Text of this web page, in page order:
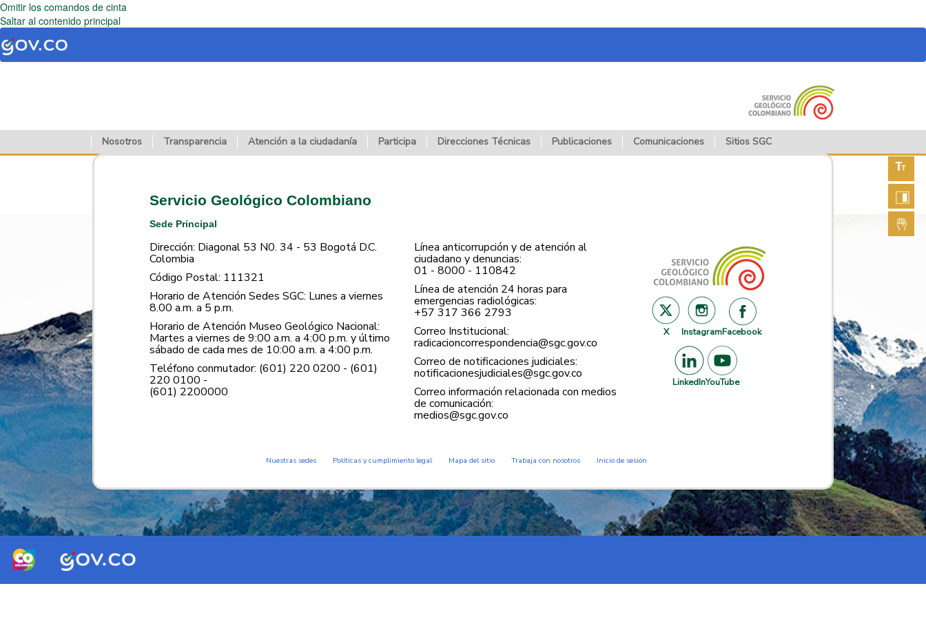
Omitir los comandos de cinta
Saltar al contenido principal
Nosotros Transparencia Atención a la ciudadanía Participa Direcciones Técnicas Publicaciones Comunicaciones Sitios SGC
fuente
Servicio Geológico Colombiano
Sede Principal
Dirección: Diagonal 53 N0. 34 - 53 Bogotá D.C.
Colombia
Código Postal: 111321
Horario de Atención Sedes SGC: Lunes a viernes
8.00 a.m. a 5 p.m.
Horario de Atención Museo Geológico Nacional:
Martes a viernes de 9:00 a.m. a 4:00 p.m. y último
sábado de cada mes de 10:00 a.m. a 4:00 p.m.
Teléfono conmutador: (601) 220 0200 - (601)
220 0100 -
(601) 2200000
Línea anticorrupción y de atención al
ciudadano y denuncias:
01 - 8000 - 110842
Línea de atención 24 horas para
emergencias radiológicas:
+57 ​317 366 2793
Correo Institucional:
radicacioncorrespondencia@sgc.gov.co
Correo de notificaciones judiciales:
notificacionesjudiciales@sgc.gov.co
Correo información relacionada con medios
de comunicación:
medios@sgc.gov.co
X InstagramFacebook
LinkedInYouTube
Nuestras sedes Políticas y cumplimiento legal Mapa del sitio Trabaja con nosotros Inicio de sesión